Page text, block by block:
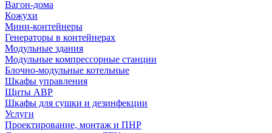
Вагон-дома
Кожухи
Мини-контейнеры
Генераторы в контейнерах
Модульные здания
Модульные компрессорные станции
Блочно-модульные котельные
Шкафы управления
Щиты АВР
Шкафы для сушки и дезинфекции
Услуги
Проектирование, монтаж и ПНР